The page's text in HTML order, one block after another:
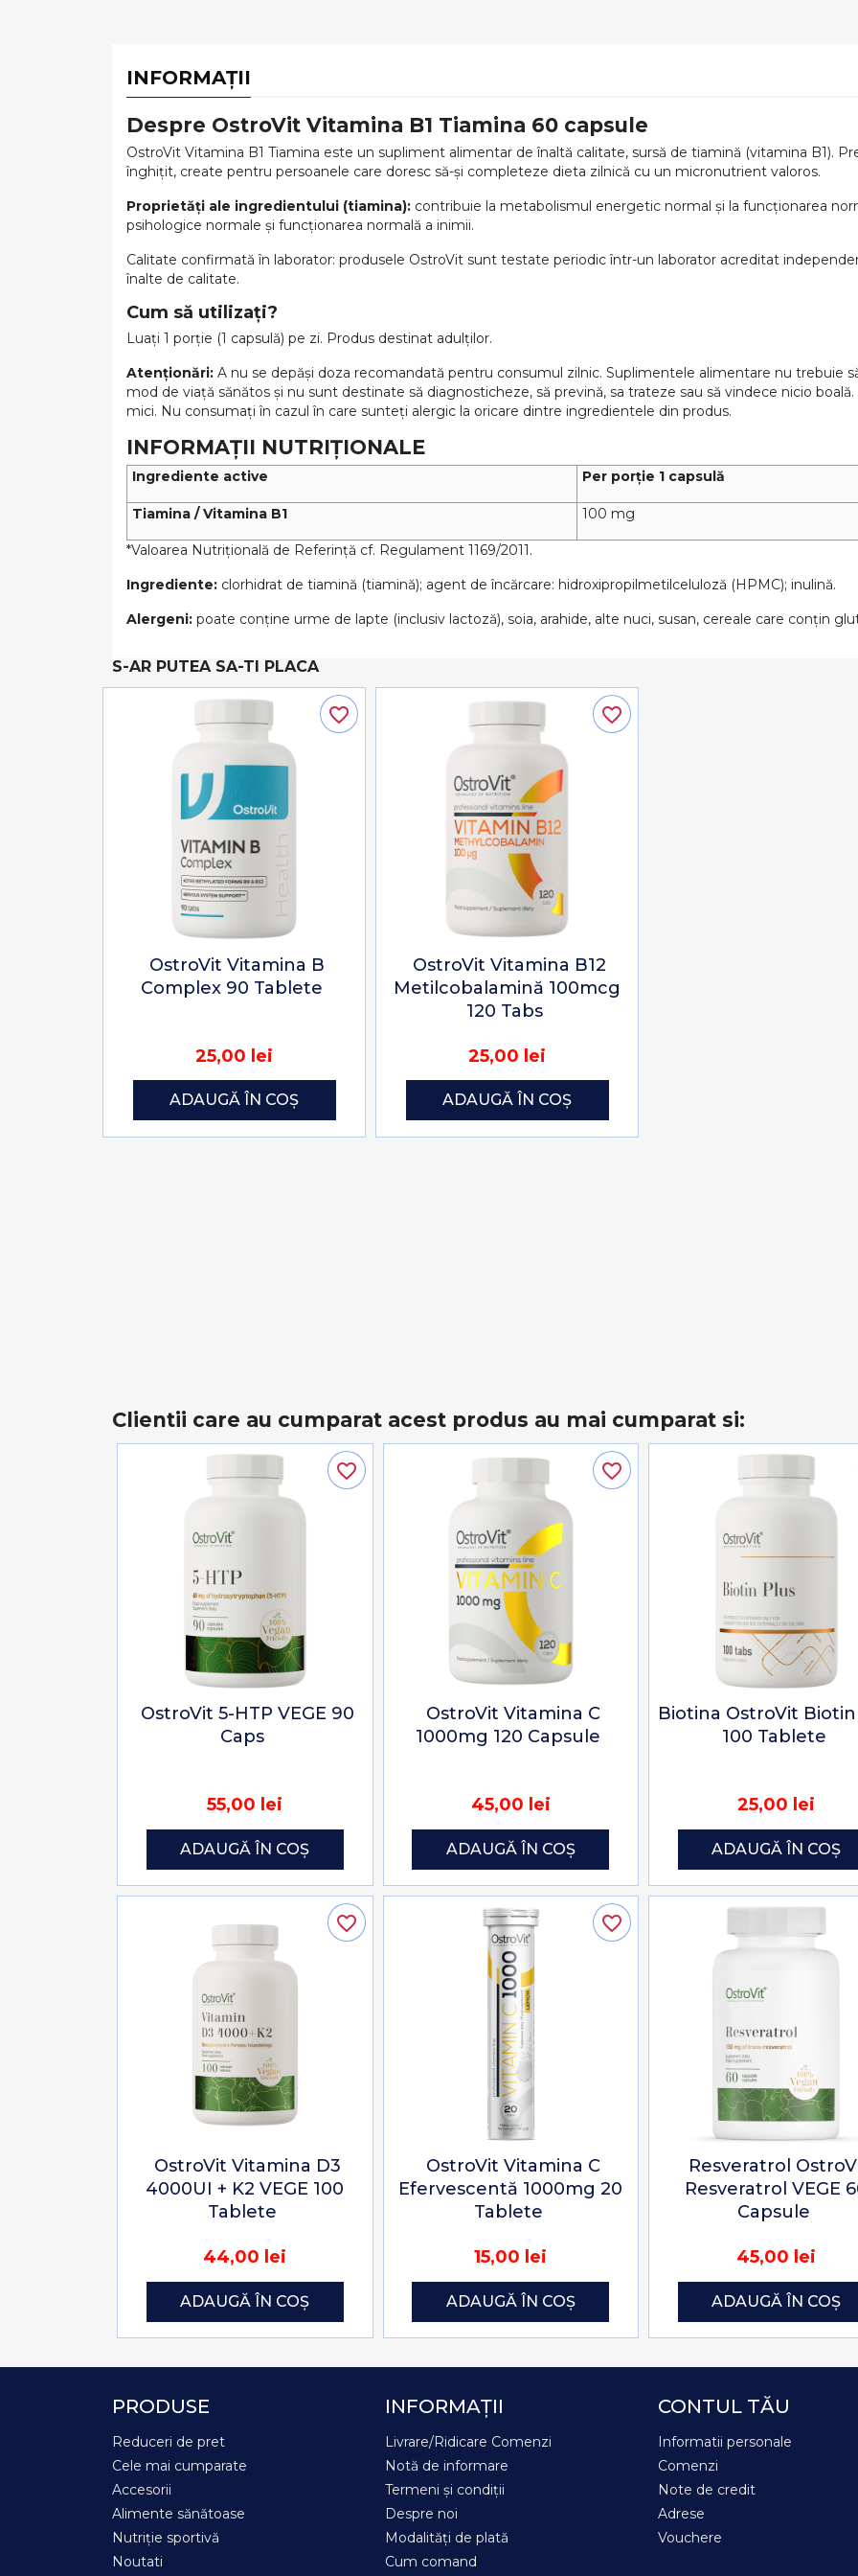
INFORMAȚII
Despre OstroVit Vitamina B1 Tiamina 60 capsule
OstroVit Vitamina B1 Tiamina este un supliment alimentar de înaltă calitate, sursă de tiamină (vitamina B1).
înghițit, create pentru persoanele care doresc să-și completeze dieta zilnică cu un micronutrient valoros.
Proprietăți ale ingredientului (tiamina): contribuie la metabolismul energetic normal și la funcționarea
psihologice normale și funcționarea normală a inimii.
Calitate confirmată în laborator: produsele OstroVit sunt testate periodic într-un laborator acreditat
înalte de calitate.
Cum să utilizați?
Luați 1 porție (1 capsulă) pe zi. Produs destinat adulților.
Atenționări: A nu se depăși doza recomandată pentru consumul zilnic. Suplimentele alimentare nu trebuie
mod de viață sănătos și nu sunt destinate să diagnosticheze, să prevină, sa trateze sau să vindece nicio
mici. Nu consumați în cazul în care sunteți alergic la oricare dintre ingredientele din produs.
INFORMAȚII NUTRIȚIONALE
Ingrediente active Per porție 1 capsulă
Tiamina / Vitamina B1 100 mg
*Valoarea Nutrițională de Referință cf. Regulament 1169/2011.
Ingrediente: clorhidrat de tiamină (tiamină); agent de încărcare: hidroxipropilmetilceluloză (HPMC); inulină.
Alergeni: poate conține urme de lapte (inclusiv lactoză), soia, arahide, alte nuci, susan, cereale care conțin
S-AR PUTEA SA-TI PLACA
OstroVit Vitamina B
Complex 90 Tablete
25,00 lei
ADAUGĂ ÎN COȘ
favorite_border
OstroVit Vitamina B12
Metilcobalamină 100mcg
120 Tabs
25,00 lei
ADAUGĂ ÎN COȘ
favorite_border
Clientii care au cumparat acest produs au mai cumparat si:
OstroVit 5-HTP VEGE 90
Caps
55,00 lei
ADAUGĂ ÎN COȘ
favorite_border
OstroVit Vitamina C
1000mg 120 Capsule
45,00 lei
ADAUGĂ ÎN COȘ
favorite_border
Biotina OstroVit
100 Tablete
25,00 lei
ADAUGĂ ÎN COȘ
OstroVit Vitamina D3
4000UI + K2 VEGE 100
Tablete
44,00 lei
ADAUGĂ ÎN COȘ
favorite_border
OstroVit Vitamina C
Efervescentă 1000mg 20
Tablete
15,00 lei
ADAUGĂ ÎN COȘ
favorite_border
Resveratrol
Resveratrol VEGE
Capsule
45,00 lei
ADAUGĂ ÎN COȘ
PRODUSE
Reduceri de pret
Cele mai cumparate
Accesorii
Alimente sănătoase
Nutriție sportivă
Noutati
INFORMAȚII
Livrare/Ridicare Comenzi
Notă de informare
Termeni și condiții
Despre noi
Modalități de plată
Cum comand
CONTUL TĂU
Informatii personale
Comenzi
Note de credit
Adrese
Vouchere